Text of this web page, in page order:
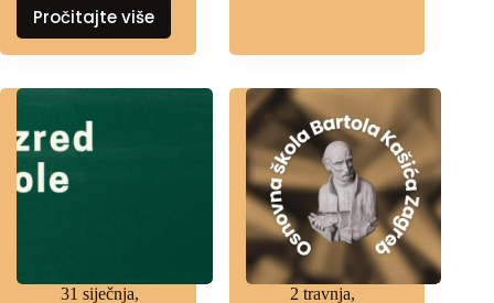
Pročitajte više
31 siječnja,
2 travnja,